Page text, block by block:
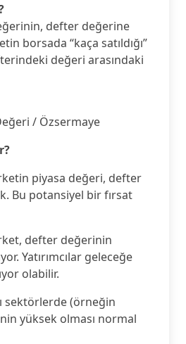
defter değerine
borsada “kaça satıldığı”
değeri arasındaki
/ Özsermaye
piyasa değeri, defter
Bu potansiyel bir fırsat
defter değerinin
Yatırımcılar geleceğe
olabilir.
sektörlerde (örneğin
yüksek olması normal